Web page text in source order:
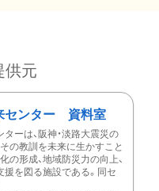
供元
センター 資料室
ーは、阪神・淡路大震災の
の教訓を未来に生かすこと
の形成、地域防災力の向上、
援を図る施設である。同セ